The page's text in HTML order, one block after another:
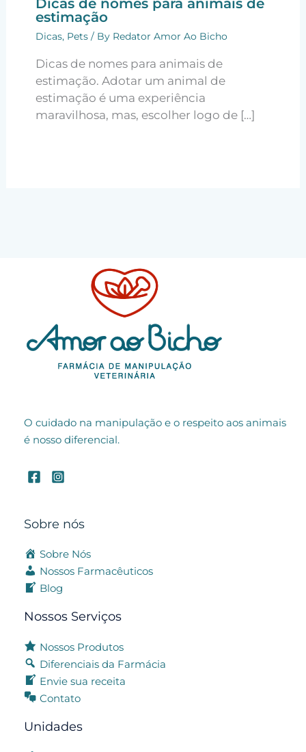
estimação
Dicas, Pets/ By Redator Amor Ao Bicho
Dicas de nomes para animais de
estimação. Adotar um animal de
estimação é uma experiência
maravilhosa, mas, escolher logo de […]
O cuidado na manipulação e o respeito aos animais
é nosso diferencial.
Sobre nós
Sobre Nós
Nossos Farmacêuticos
Blog
Nossos Serviços
Nossos Produtos
Diferenciais da Farmácia
Envie sua receita
Contato
Unidades